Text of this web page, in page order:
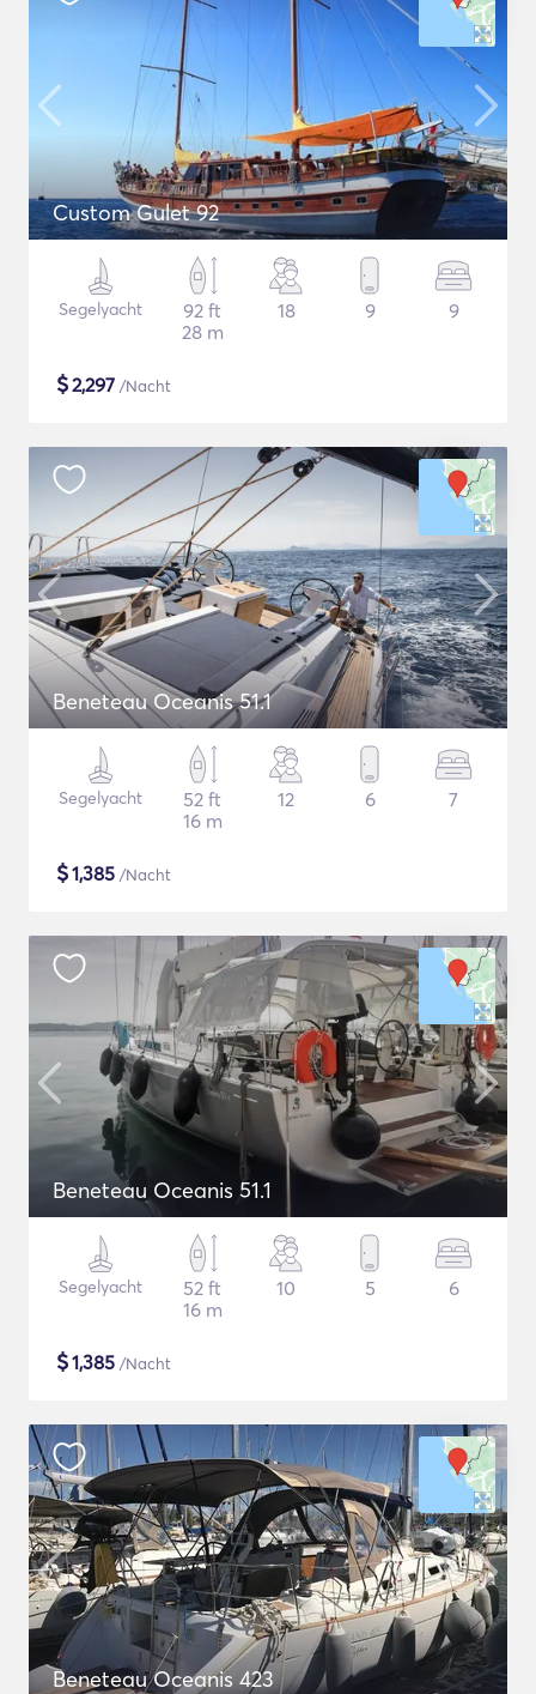
Custom Gulet 92
Segelyacht
92 ft
28 m
18 9 9
$2,297 /Nacht
Beneteau Oceanis 51.1
Segelyacht
52 ft
16 m
12 6 7
$1,385 /Nacht
Beneteau Oceanis 51.1
Segelyacht
52 ft
16 m
10 5 6
$1,385 /Nacht
Beneteau Oceanis 423